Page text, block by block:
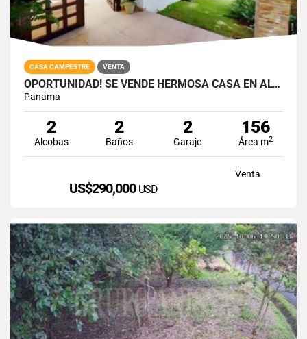
CASA CAMPESTRE VENTA
OPORTUNIDAD! SE VENDE HERMOSA CASA EN ALTOS DEL MARIA
Panama
2
Alcobas
2
Baños
2
Garaje
156
Área m2
Venta
US$290,000 USD